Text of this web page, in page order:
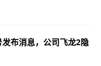
布消息，公司飞龙2隐